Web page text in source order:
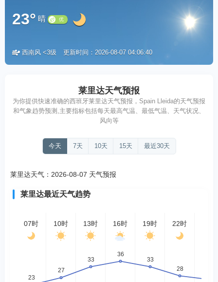
23° 晴
西南风 <3级 更新时间：2026-08-07 04:06:40
莱里达天气预报
为你提供快速准确的西班牙莱里达天气预报，Spain Lleida的天气预报
和气象趋势预测,主要指标包括每天最高气温、最低气温、天气状况、
风向等
今天 7天 10天 15天 最近30天
莱里达天气：2026-08-07 天气预报
莱里达最近天气趋势
07时 10时 13时 16时 19时 22时